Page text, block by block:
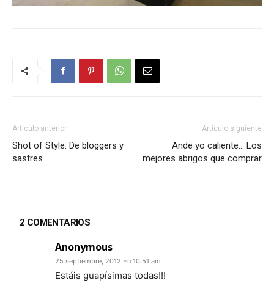
Artículo anterior
Shot of Style: De bloggers y
sastres
Artículo siguiente
Ande yo caliente… Los
mejores abrigos que comprar
2 COMENTARIOS
Anonymous
25 septiembre, 2012 En 10:51 am
Estáis guapísimas todas!!!